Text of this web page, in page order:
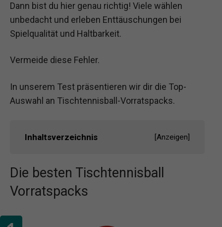
Dann bist du hier genau richtig! Viele wählen
unbedacht und erleben Enttäuschungen bei
Spielqualität und Haltbarkeit.
Vermeide diese Fehler.
In unserem Test präsentieren wir dir die Top-
Auswahl an Tischtennisball-Vorratspacks.
Inhaltsverzeichnis [Anzeigen]
Die besten Tischtennisball
Vorratspacks